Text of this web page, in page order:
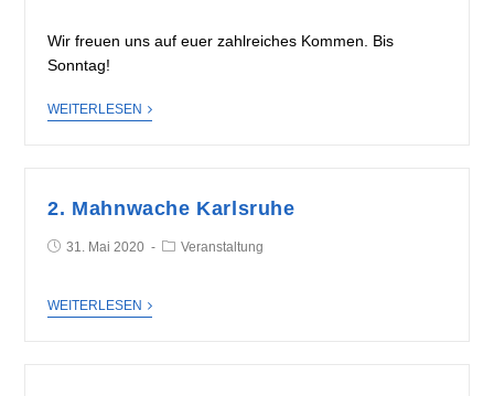
Wir freuen uns auf euer zahlreiches Kommen. Bis
Sonntag!
WEITERLESEN
2. Mahnwache Karlsruhe
31. Mai 2020 Veranstaltung
WEITERLESEN